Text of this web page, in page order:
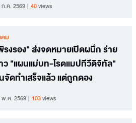
ก.ค. 2569 40views
ม
งรอง" ส่งจดหมายเปิดผนึก ร่าย
ว "แผนแม่บท-โรดแมปทีวีดิจิทัล"
จัดทำเสร็จแล้ว แต่ถูกดอง
พ.ค. 2569 103views